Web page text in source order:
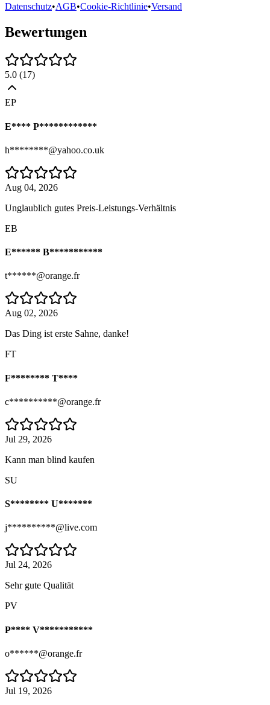
Datenschutz•AGB•Cookie-Richtlinie•Versand
Bewertungen
5.0 (17)
EP
E**** P************
h********@yahoo.co.uk
Aug 04, 2026
Unglaublich gutes Preis-Leistungs-Verhältnis
EB
E****** B***********
t******@orange.fr
Aug 02, 2026
Das Ding ist erste Sahne, danke!
FT
F******** T****
c**********@orange.fr
Jul 29, 2026
Kann man blind kaufen
SU
S******** U*******
j**********@live.com
Jul 24, 2026
Sehr gute Qualität
PV
P**** V***********
o******@orange.fr
Jul 19, 2026